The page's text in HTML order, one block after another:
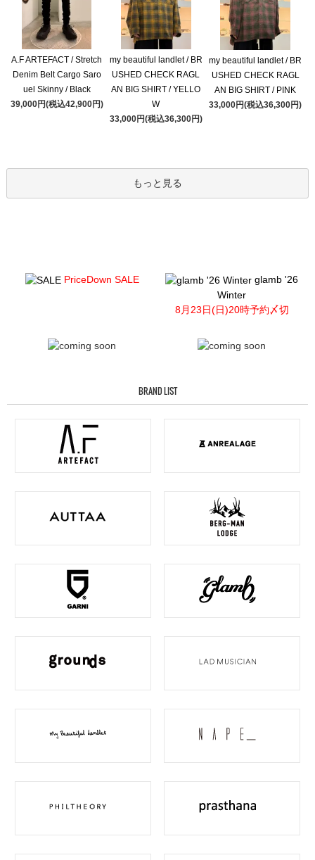
A.F ARTEFACT / Stretch
Denim Belt Cargo Saro
uel Skinny / Black
39,000円(税込42,900円)
my beautiful landlet / BR
USHED CHECK RAGL
AN BIG SHIRT / YELLO
W
33,000円(税込36,300円)
my beautiful landlet / BR
USHED CHECK RAGL
AN BIG SHIRT / PINK
33,000円(税込36,300円)
もっと見る
PriceDown SALE
glamb '26
Winter
8月23日(日)20時予約〆切
BRAND LIST